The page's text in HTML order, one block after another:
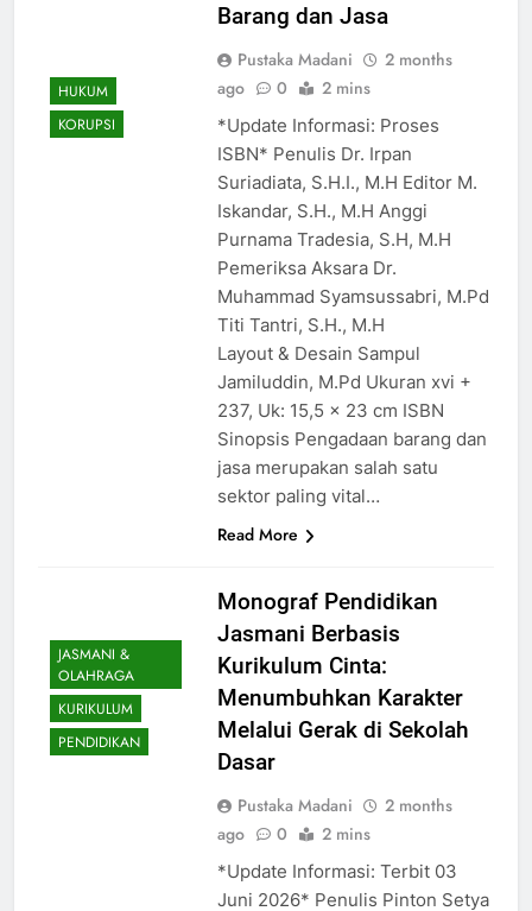
HUKUM
KORUPSI
Barang dan Jasa
Pustaka Madani
2 months
ago
0 2 mins
*Update Informasi: Proses
ISBN* Penulis Dr. Irpan
Suriadiata, S.H.I., M.H Editor M.
Iskandar, S.H., M.H Anggi
Purnama Tradesia, S.H, M.H
Pemeriksa Aksara Dr.
Muhammad Syamsussabri, M.Pd
Titi Tantri, S.H., M.H
Layout & Desain Sampul
Jamiluddin, M.Pd Ukuran xvi +
237, Uk: 15,5 x 23 cm ISBN
Sinopsis Pengadaan barang dan
jasa merupakan salah satu
sektor paling vital…
Read More
JASMANI &
OLAHRAGA
KURIKULUM
PENDIDIKAN
Monograf Pendidikan
Jasmani Berbasis
Kurikulum Cinta:
Menumbuhkan Karakter
Melalui Gerak di Sekolah
Dasar
Pustaka Madani
2 months
ago
0 2 mins
*Update Informasi: Terbit 03
Juni 2026* Penulis Pinton Setya